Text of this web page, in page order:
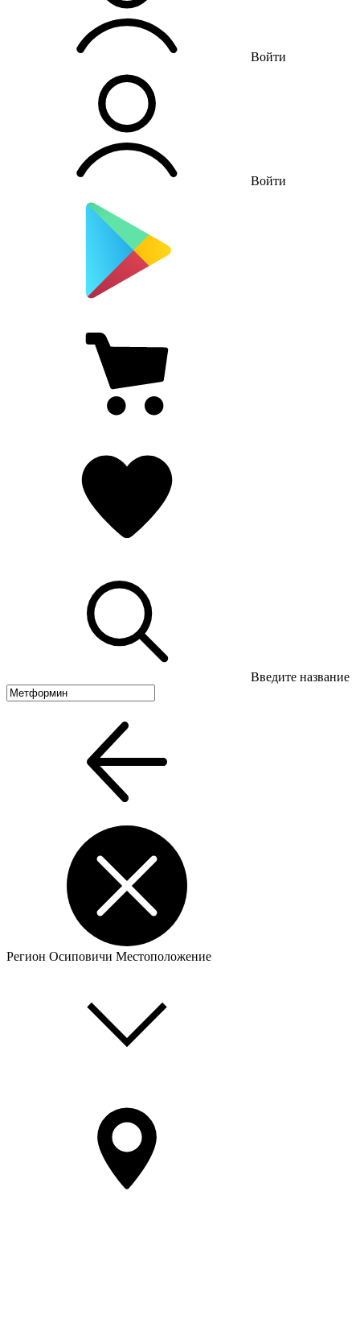
Войти
Войти
Введите название
Регион Осиповичи Местоположение